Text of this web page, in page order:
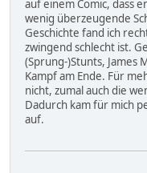
auf einem Comic, dass
wenig überzeugende
Geschichte fand ich
zwingend schlecht ist.
(Sprung-)Stunts, James
Kampf am Ende. Für
nicht, zumal auch die
Dadurch kam für mich
auf.